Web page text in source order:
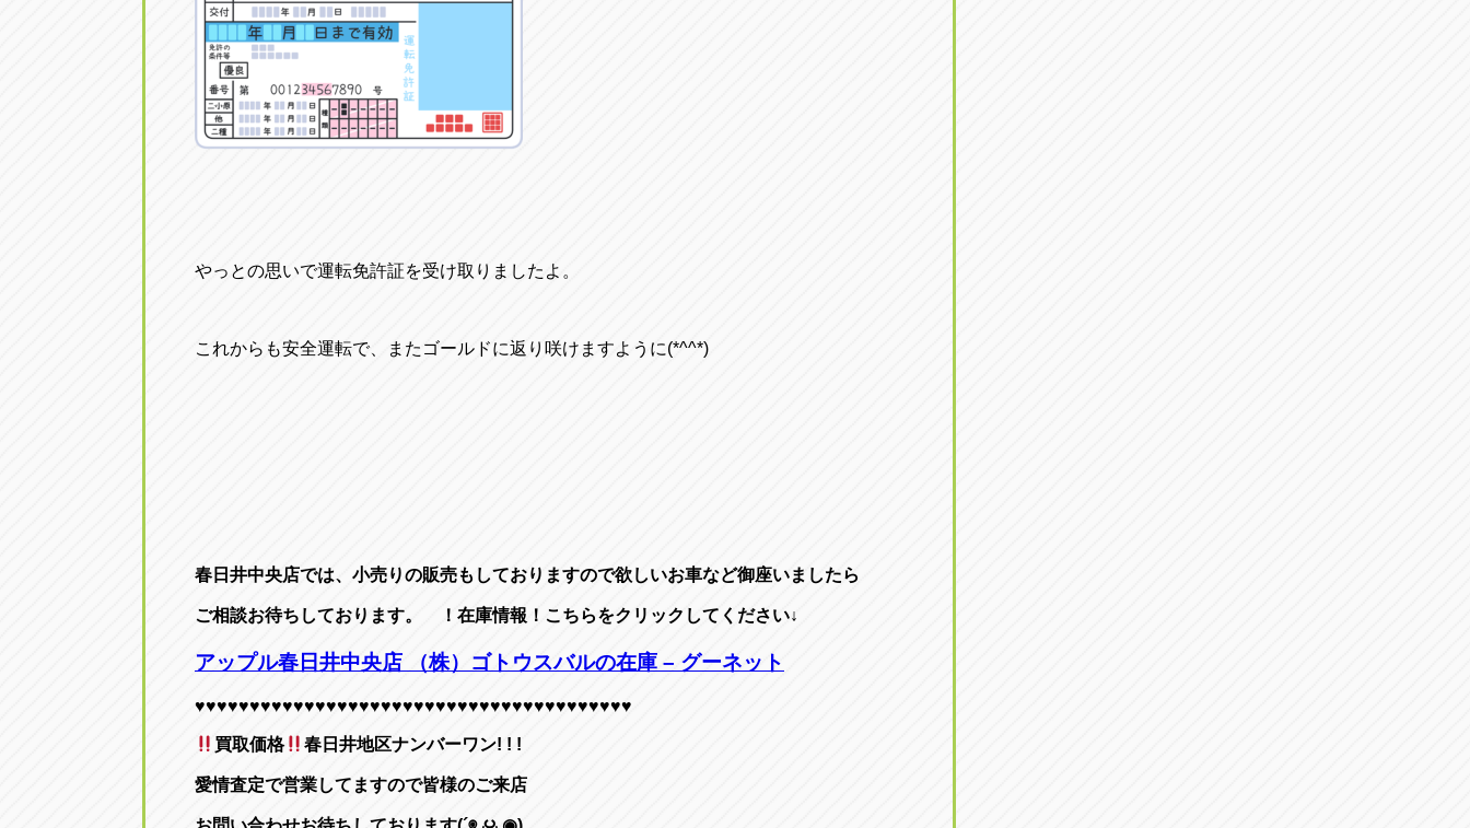
やっとの思いで運転免許証を受け取りましたよ。
これからも安全運転で、またゴールドに返り咲けますように(*^^*)
春日井中央店では、小売りの販売もしておりますので欲しいお車など御座いましたら
ご相談お待ちしております。 ！在庫情報！こちらをクリックしてください↓
アップル春日井中央店 （株）ゴトウスバルの在庫 – グーネット
♥♥♥♥♥♥♥♥♥♥♥♥♥♥♥♥♥♥♥♥♥♥♥♥♥♥♥♥♥♥♥♥♥♥♥♥♥♥♥♥
買取価格 春日井地区ナンバーワン! ! !
愛情査定で営業してますので皆様のご来店